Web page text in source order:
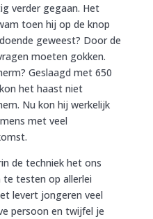
verder gegaan. Het
toen hij op de knop
geweest? Door de
moeten gokken.
Geslaagd met 650
het haast niet
Nu kon hij werkelijk
met veel
de techniek het ons
testen op allerlei
levert jongeren veel
persoon en twijfel je